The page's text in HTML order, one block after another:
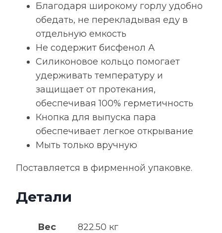
Благодаря широкому горлу удобно
обедать, не перекладывая еду в
отдельную емкость
Не содержит бисфенол А
Силиконовое кольцо помогает
удерживать температуру и
защищает от протекания,
обеспечивая 100% герметичность
Кнопка для выпуска пара
обеспечивает легкое открывание
Мыть только вручную
Поставляется в фирменной упаковке.
Детали
Вес
822.50 кг